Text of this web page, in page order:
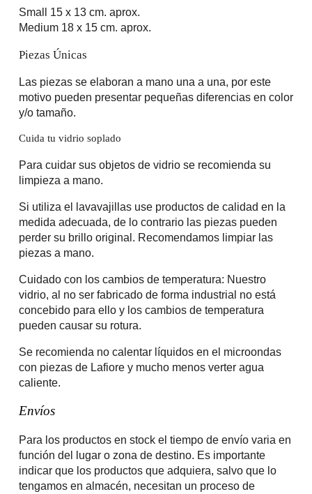
Small 15 x 13 cm. aprox.
Medium 18 x 15 cm. aprox.
Piezas Únicas
Las piezas se elaboran a mano una a una, por este
motivo pueden presentar pequeñas diferencias en color
y/o tamaño.
Cuida tu vidrio soplado
Para cuidar sus objetos de vidrio se recomienda su
limpieza a mano.
Si utiliza el lavavajillas use productos de calidad en la
medida adecuada, de lo contrario las piezas pueden
perder su brillo original. Recomendamos limpiar las
piezas a mano.
Cuidado con los cambios de temperatura: Nuestro
vidrio, al no ser fabricado de forma industrial no está
concebido para ello y los cambios de temperatura
pueden causar su rotura.
Se recomienda no calentar líquidos en el microondas
con piezas de Lafiore y mucho menos verter agua
caliente.
Envíos
Para los productos en stock el tiempo de envío varia en
función del lugar o zona de destino. Es importante
indicar que los productos que adquiera, salvo que lo
tengamos en almacén, necesitan un proceso de